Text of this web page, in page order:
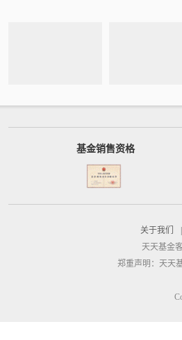
基金销售资格
关于我们
天天基金
郑重声明： 天天